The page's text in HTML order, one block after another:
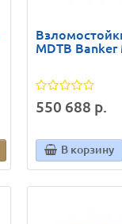
MDTB Banker
550 688 р.
В корзину